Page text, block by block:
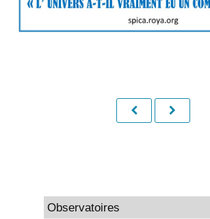
Observatoires